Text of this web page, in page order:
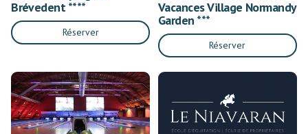
Brévedent ****
Réserver
Vacances Village Normandy
Garden ***
Réserver